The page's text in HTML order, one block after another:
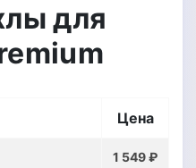
для
Цена
1 549 ₽